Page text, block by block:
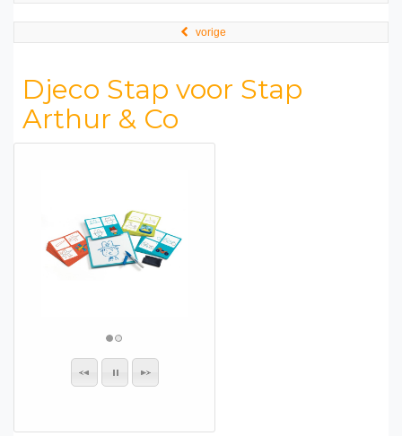
vorige
Djeco Stap voor Stap
Arthur & Co